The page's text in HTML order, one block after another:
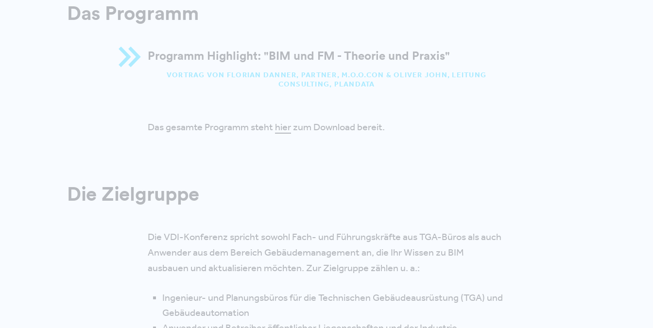
Das Programm
Programm Highlight: "BIM und FM - Theorie und Praxis"
VORTRAG VON FLORIAN DANNER, PARTNER, M.O.O.CON & OLIVER JOHN, LEITUNG
CONSULTING, PLANDATA
Das gesamte Programm steht hierzum Download bereit.
Die Zielgruppe
Die VDI-Konferenz spricht sowohl Fach- und Führungskräfte aus TGA-Büros als auch
Anwender aus dem Bereich Gebäudemanagement an, die Ihr Wissen zu BIM
ausbauen und aktualisieren möchten. Zur Zielgruppe zählen u. a.:
Ingenieur- und Planungsbüros für die Technischen Gebäudeausrüstung (TGA) und
Gebäudeautomation